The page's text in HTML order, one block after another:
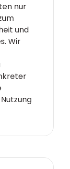
nur
und
Wir